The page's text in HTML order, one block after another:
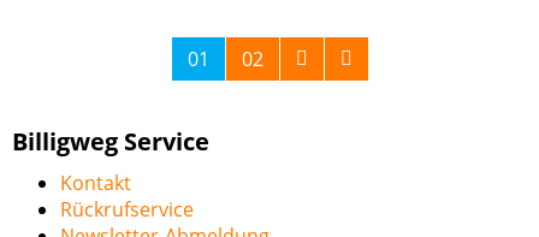
01 02
Billigweg Service
Kontakt
Rückrufservice